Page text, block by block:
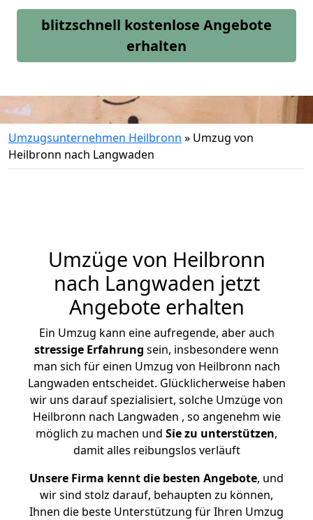
blitzschnell kostenlose Angebote
erhalten
Umzugsunternehmen Heilbronn » Umzug von
Heilbronn nach Langwaden
Umzüge von Heilbronn
nach Langwaden jetzt
Angebote erhalten
Ein Umzug kann eine aufregende, aber auch
stressige Erfahrung sein, insbesondere wenn
man sich für einen Umzug von Heilbronn nach
Langwaden entscheidet. Glücklicherweise haben
wir uns darauf spezialisiert, solche Umzüge von
Heilbronn nach Langwaden , so angenehm wie
möglich zu machen und Sie zu unterstützen,
damit alles reibungslos verläuft
Unsere Firma kennt die besten Angebote, und
wir sind stolz darauf, behaupten zu können,
Ihnen die beste Unterstützung für Ihren Umzug